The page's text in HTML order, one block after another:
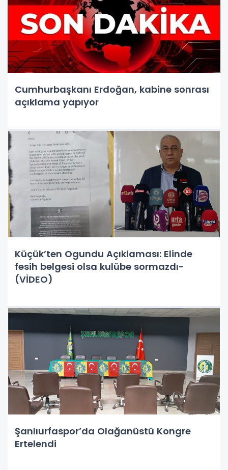
Cumhurbaşkanı Erdoğan, kabine sonrası
açıklama yapıyor
Küçük’ten Ogundu Açıklaması: Elinde
fesih belgesi olsa kulübe sormazdı-
(VİDEO)
Şanlıurfaspor’da Olağanüstü Kongre
Ertelendi